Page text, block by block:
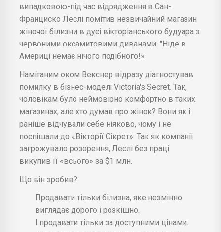
випадковою-під час відрядження в Сан-
Франциско Леслі помітив незвичайний магазин
жіночої білизни в дусі вікторіанського будуара з
червоними оксамитовими диванами. "Ніде в
Америці немає нічого подібного!»
Намітаним оком Векснер відразу діагностував
помилку в бізнес-моделі Victoria's Secret. Так,
чоловікам було неймовірно комфортно в таких
магазинах, але хто думав про жінок? Вони як і
раніше відчували себе ніяково, чому і не
поспішали до «Вікторії Сікрет». Так як компанії
загрожувало розорення, Леслі без праці
викупив її «всього» за $1 млн.
Що він зробив?
Продавати тільки білизна, яке незмінно
виглядає дорого і розкішно.
І продавати тільки за доступними цінами.